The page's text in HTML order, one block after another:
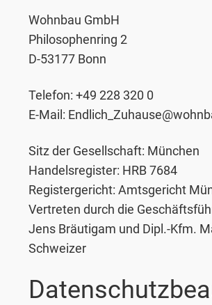
Wohnbau GmbH
Philosophenring 2
D-53177 Bonn
Telefon: +49 228 320 0
E-Mail:
Sitz der Gesellschaft: München
Handelsregister: HRB 7684
Registergericht: Amtsgericht
Vertreten durch die
Jens Bräutigam und Dipl.-Kfm.
Schweizer